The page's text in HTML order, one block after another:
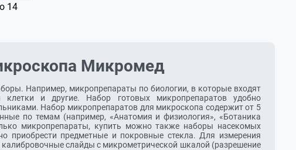
14
Микромед
Например, микропрепараты по биологии, в которые входят
клетки и другие. Набор готовых микропрепаратов удобно
Набор микропрепаратов для микроскопа содержит от 5
по темам (например, «Анатомия и физиология», «Ботаника
микропрепараты, купить можно также наборы насекомых
приобрести предметные и покровные стекла. Для измерения
слайды с микрометрической шкалой (разрешение